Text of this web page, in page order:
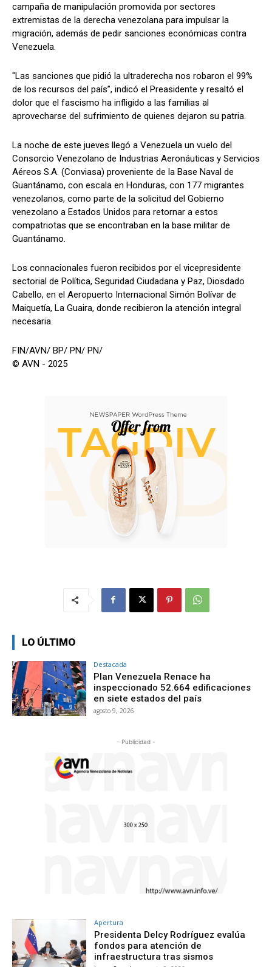
campaña de manipulación promovida por sectores
extremistas de la derecha venezolana para impulsar la
migración, además de pedir sanciones económicas contra
Venezuela.
"Las sanciones que pidió la ultraderecha nos robaron el 99%
de los recursos del país”, indicó el Preasidente y resaltó el
dolor que el fascismo ha infligido a las familias al
aprovecharse del sufrimiento de quienes dejaron su patria.
La noche de este jueves llegó a Venezuela un vuelo del
Consorcio Venezolano de Industrias Aeronáuticas y Servicios
Aéreos S.A. (Conviasa) proveniente de la Base Naval de
Guantánamo, con escala en Honduras, con 177 migrantes
venezolanos, como parte de la solicitud del Gobierno
venezolano a Estados Unidos para retornar a estos
compatriotas que se encontraban en la base militar de
Guantánamo.
Los connacionales fueron recibidos por el vicepresidente
sectorial de Política, Seguridad Ciudadana y Paz, Diosdado
Cabello, en el Aeropuerto Internacional Simón Bolívar de
Maiquetía, La Guaira, donde recibieron la atención integral
necesaria.
FIN/AVN/ BP/ PN/ PN/
© AVN - 2025
LO ÚLTIMO
Destacada
Plan Venezuela Renace ha
inspeccionado 52.664 edificaciones
en siete estados del país
agosto 9, 2026
- Publicidad -
Apertura
Presidenta Delcy Rodríguez evalúa
fondos para atención de
infraestructura tras sismos